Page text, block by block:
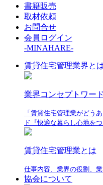
書籍販売
取材依頼
お問合せ
会員ログイン
-MINAHARE-
賃貸住宅管理業界と
業界コンセプトワード
「賃貸住宅管理業がどう
ド『快適な暮らし心地をつ
賃貸住宅管理業とは
仕事内容、業界の役割、
協会について